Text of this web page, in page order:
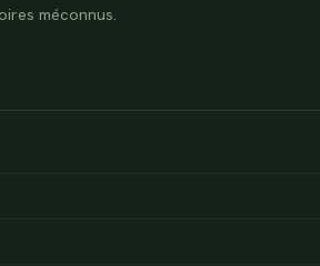
méconnus.